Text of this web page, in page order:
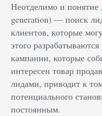
Неотделимо и понятие
generation) — поиск
клиентов, которые
этого
кампании, которые
интересен товар
лидами, приводит к
потенциального
постоянным.